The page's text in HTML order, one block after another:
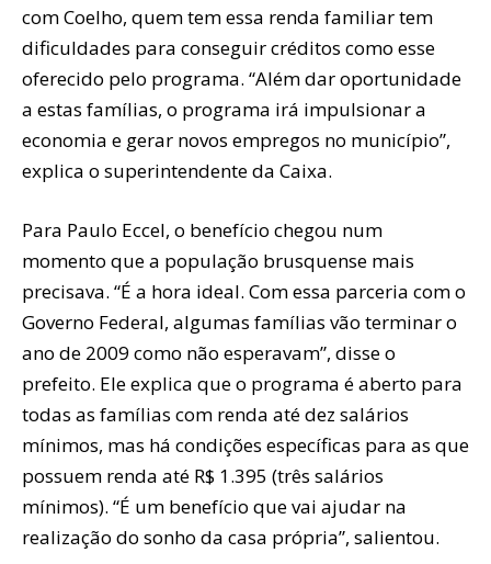
com Coelho, quem tem essa renda familiar tem
dificuldades para conseguir créditos como esse
oferecido pelo programa. “Além dar oportunidade
a estas famílias, o programa irá impulsionar a
economia e gerar novos empregos no município”,
explica o superintendente da Caixa.
Para Paulo Eccel, o benefício chegou num
momento que a população brusquense mais
precisava. “É a hora ideal. Com essa parceria com o
Governo Federal, algumas famílias vão terminar o
ano de 2009 como não esperavam”, disse o
prefeito. Ele explica que o programa é aberto para
todas as famílias com renda até dez salários
mínimos, mas há condições específicas para as que
possuem renda até R$ 1.395 (três salários
mínimos). “É um benefício que vai ajudar na
realização do sonho da casa própria”, salientou.